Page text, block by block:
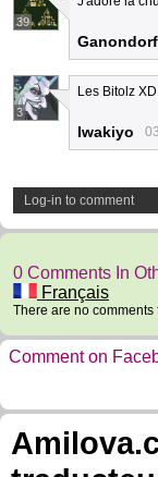
39
3
Les Bitolz
Iwakiyo
Log-in to comment
0 Comments In
Français
There are no comments
Comment on